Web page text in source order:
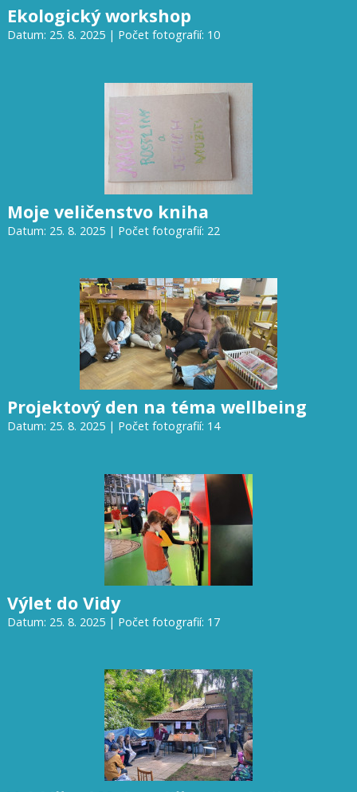
Ekologický workshop
Datum: 25. 8. 2025 | Počet fotografií: 10
Moje veličenstvo kniha
Datum: 25. 8. 2025 | Počet fotografií: 22
Projektový den na téma wellbeing
Datum: 25. 8. 2025 | Počet fotografií: 14
Výlet do Vidy
Datum: 25. 8. 2025 | Počet fotografií: 17